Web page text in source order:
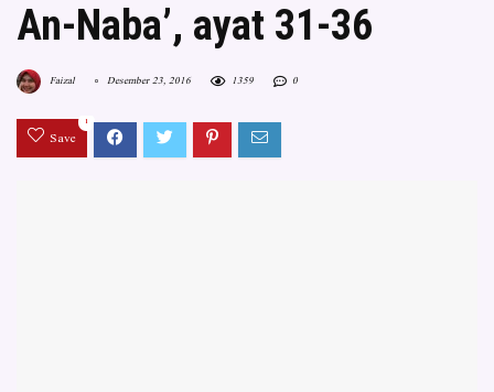
An-Naba’, ayat 31-36
Faizal Desember 23, 2016 1359 0
Save
1